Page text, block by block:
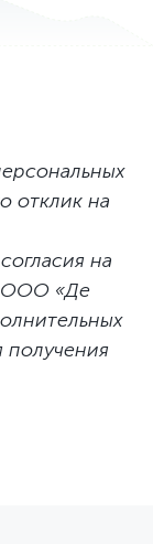
отклик на
на
ООО «Де
получения